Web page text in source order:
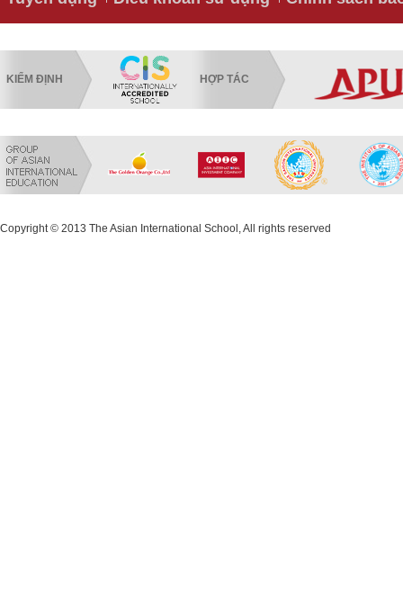
KIỂM ĐỊNH HỢP TÁC
Copyright © 2013 The Asian International School, All rights reserved